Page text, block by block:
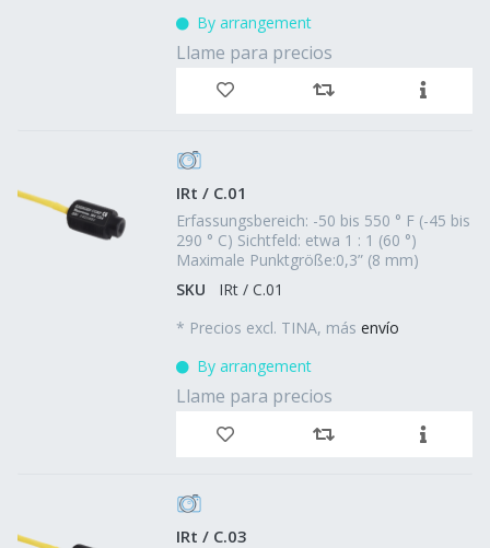
By arrangement
Llame para precios
IRt / C.01
Erfassungsbereich: -50 bis 550 ° F (-45 bis
290 ° C) Sichtfeld: etwa 1 : 1 (60 °)
Maximale Punktgröße:0,3” (8 mm)
SKU
IRt / C.01
* Precios excl. TINA, más envío
By arrangement
Llame para precios
IRt / C.03